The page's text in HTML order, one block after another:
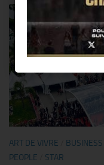
ART DE VIVRE BUSINESS
PEOPLE
STAR